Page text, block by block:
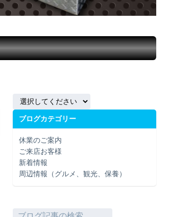
ブログカテゴリー
休業のご案内
ご来店お客様
新着情報
周辺情報（グルメ、観光、保養）